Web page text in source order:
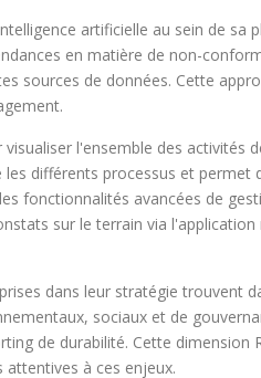
artificielle au sein de sa
en matière de non-
sources de données. Cette
l'ensemble des activités
différents processus et permet
fonctionnalités avancées de
sur le terrain via
dans leur stratégie trouvent
sociaux et de
de durabilité. Cette dimension
à ces enjeux.